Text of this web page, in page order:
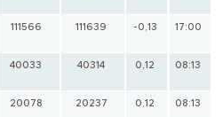
111566 111639 -0,13 17:00
40033 40314 0,12 08:13
20078 20237 0,12 08:13